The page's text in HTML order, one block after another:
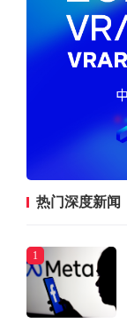
热门深度新闻
1